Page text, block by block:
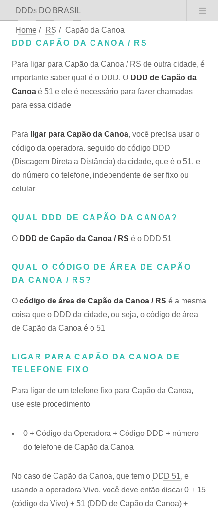
DDDs DO BRASIL
Home / RS / Capão da Canoa
DDD CAPÃO DA CANOA / RS
Para ligar para Capão da Canoa / RS de outra cidade, é
importante saber qual é o DDD. O DDD de Capão da
Canoa é 51 e ele é necessário para fazer chamadas
para essa cidade
Para ligar para Capão da Canoa, você precisa usar o
código da operadora, seguido do código DDD
(Discagem Direta a Distância) da cidade, que é o 51, e
do número do telefone, independente de ser fixo ou
celular
QUAL DDD DE CAPÃO DA CANOA?
O DDD de Capão da Canoa / RS é o DDD 51
QUAL O CÓDIGO DE ÁREA DE CAPÃO
DA CANOA / RS?
O código de área de Capão da Canoa / RS é a mesma
coisa que o DDD da cidade, ou seja, o código de área
de Capão da Canoa é o 51
LIGAR PARA CAPÃO DA CANOA DE
TELEFONE FIXO
Para ligar de um telefone fixo para Capão da Canoa,
use este procedimento:
0 + Código da Operadora + Código DDD + número
do telefone de Capão da Canoa
No caso de Capão da Canoa, que tem o DDD 51, e
usando a operadora Vivo, você deve então discar 0 + 15
(código da Vivo) + 51 (DDD de Capão da Canoa) +